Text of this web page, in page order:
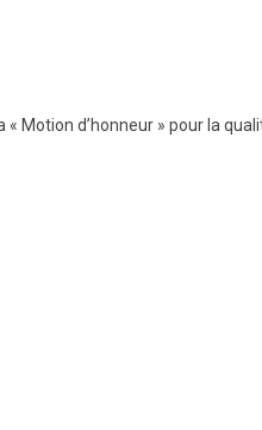
Motion d’honneur » pour la